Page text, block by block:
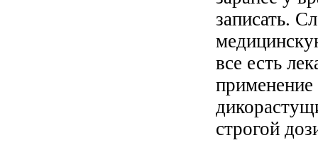
записать.
все есть
применение
строгой